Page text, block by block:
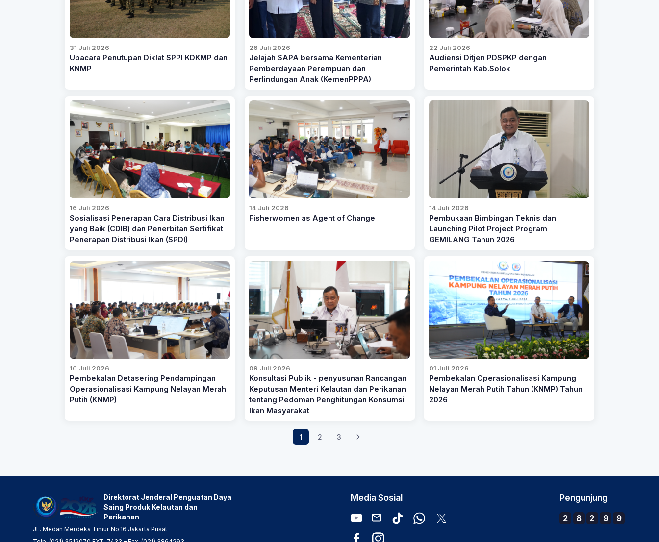
31 Juli 2026
Upacara Penutupan Diklat SPPI KDKMP dan
KNMP
26 Juli 2026
Jelajah SAPA bersama Kementerian
Pemberdayaan Perempuan dan
Perlindungan Anak (KemenPPPA)
22 Juli 2026
Audiensi Ditjen PDSPKP dengan
Pemerintah Kab.Solok
16 Juli 2026
Sosialisasi Penerapan Cara Distribusi Ikan
yang Baik (CDIB) dan Penerbitan Sertifikat
Penerapan Distribusi Ikan (SPDI)
14 Juli 2026
Fisherwomen as Agent of Change
14 Juli 2026
Pembukaan Bimbingan Teknis dan
Launching Pilot Project Program
GEMILANG Tahun 2026
10 Juli 2026
Pembekalan Detasering Pendampingan
Operasionalisasi Kampung Nelayan Merah
Putih (KNMP)
09 Juli 2026
Konsultasi Publik - penyusunan Rancangan
Keputusan Menteri Kelautan dan Perikanan
tentang Pedoman Penghitungan Konsumsi
Ikan Masyarakat
01 Juli 2026
Pembekalan Operasionalisasi Kampung
Nelayan Merah Putih Tahun (KNMP) Tahun
2026
1 2 3
Direktorat Jenderal Penguatan Daya
Saing Produk Kelautan dan
Perikanan
JL. Medan Merdeka Timur No.16 Jakarta Pusat
Media Sosial Pengunjung
2 8 2 9 9